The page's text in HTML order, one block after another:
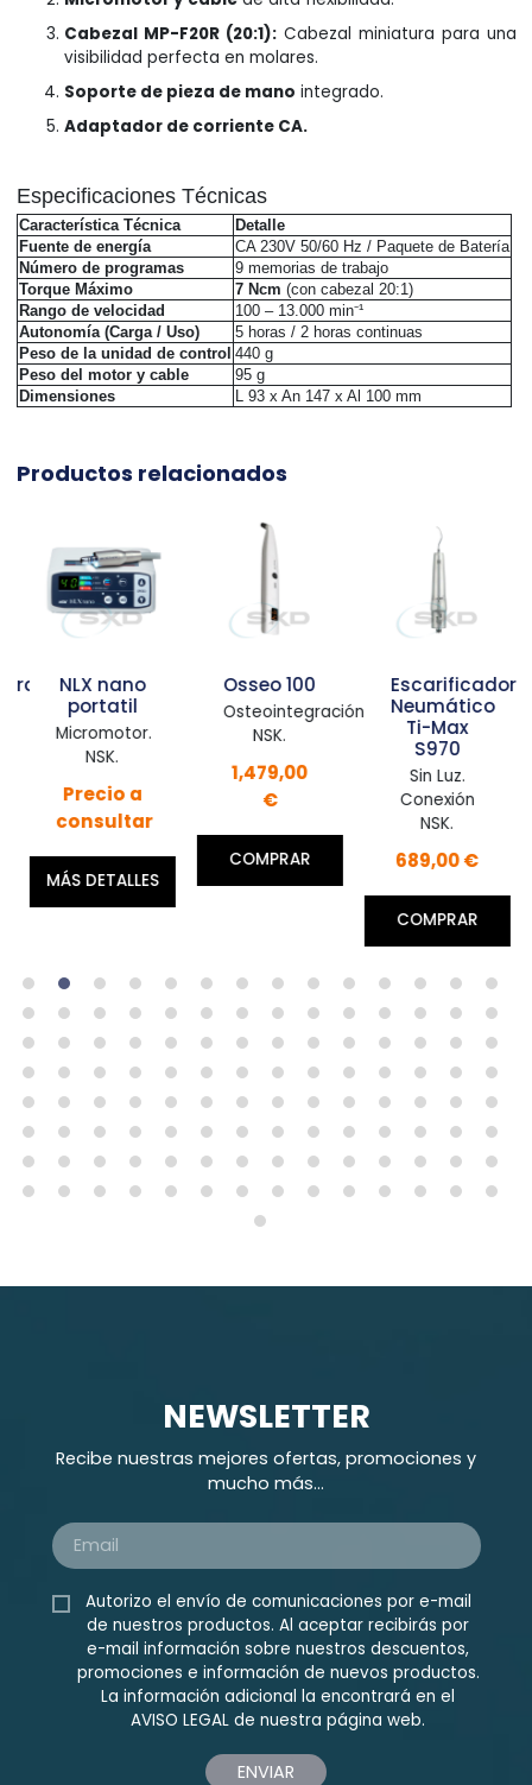
Cabezal MP-F20R (20:1):Cabezal miniatura para una
visibilidad perfecta en molares.
Soporte de pieza de mano integrado.
Adaptador de corriente CA.
Especificaciones Técnicas
Característica Técnica
Detalle
Fuente de energía
CA 230V 50/60 Hz / Paquete de Batería
Número de programas
9 memorias de trabajo
Torque Máximo
7 Ncm (con cabezal 20:1)
Rango de velocidad
100 – 13.000 min⁻¹
Autonomía (Carga / Uso)
5 horas / 2 horas continuas
Peso de la unidad de control 440 g
Peso del motor y cable
95 g
Dimensiones
L 93 x An 147 x Al 100 mm
Productos relacionados
NLX nano
portatil
Micromotor.
NSK.
Precio a
consultar
MÁS DETALLES
Osseo 100
Osteointegración.
NSK.
1,479,00
€
COMPRAR
Escarificador
Neumático
Ti-Max
S970
Sin Luz.
Conexión
NSK.
689,00 €
COMPRAR
NEWSLETTER
Recibe nuestras mejores ofertas, promociones y
mucho más...
Autorizo el envío de comunicaciones por e-mail
de nuestros productos. Al aceptar recibirás por
e-mail información sobre nuestros descuentos,
promociones e información de nuevos productos.
La información adicional la encontrará en el
AVISO LEGAL de nuestra página web.
ENVIAR